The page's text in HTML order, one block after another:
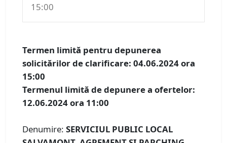
15:00
Termen limită pentru depunerea
solicitărilor de clarificare: 04.06.2024 ora
15:00
Termenul limită de depunere a ofertelor:
12.06.2024 ora 11:00
Denumire: SERVICIUL PUBLIC LOCAL